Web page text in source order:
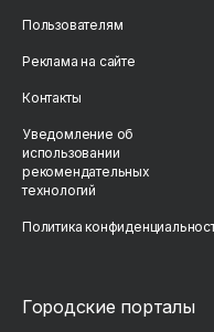
Пользователям
Реклама на сайте
Контакты
Уведомление об
использовании
рекомендательных
технологий
Политика
Городские порталы